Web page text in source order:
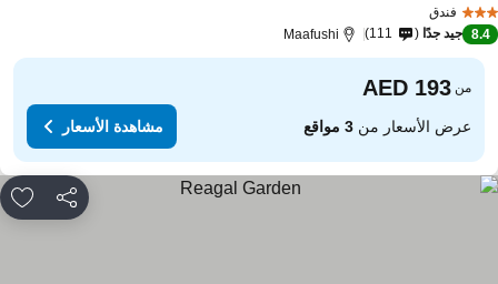
فندق
8.4 جيد جدًا 111
Maafushi
من
عرض الأسعار من3 مواقع مشاهدة الأسعار
مشاركة